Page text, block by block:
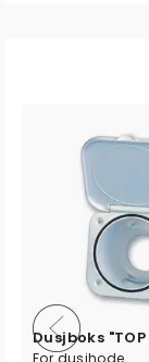
Dusjboks "TOP
For dusjhode